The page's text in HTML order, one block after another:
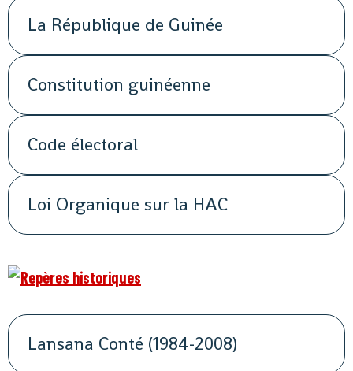
La République de Guinée
Constitution guinéenne
Code électoral
Loi Organique sur la HAC
Lansana Conté (1984-2008)